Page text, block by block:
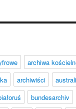
archiwa
archiwiści
bundesarchiv